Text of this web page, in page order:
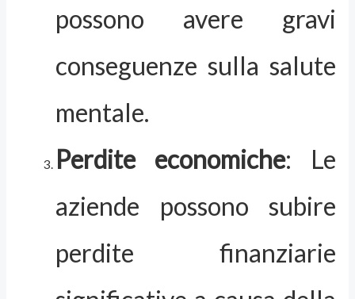
possono avere gravi
conseguenze sulla salute
mentale.
Perdite economiche: Le
aziende possono subire
perdite finanziarie